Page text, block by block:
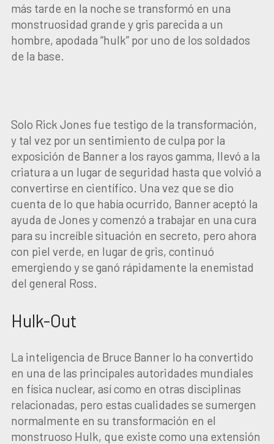
más tarde en la noche se transformó en una
monstruosidad grande y gris parecida a un
hombre, apodada “hulk” por uno de los soldados
de la base.
Solo Rick Jones fue testigo de la transformación,
y tal vez por un sentimiento de culpa por la
exposición de Banner a los rayos gamma, llevó a la
criatura a un lugar de seguridad hasta que volvió a
convertirse en científico. Una vez que se dio
cuenta de lo que había ocurrido, Banner aceptó la
ayuda de Jones y comenzó a trabajar en una cura
para su increíble situación en secreto, pero ahora
con piel verde, en lugar de gris, continuó
emergiendo y se ganó rápidamente la enemistad
del general Ross.
Hulk-Out
La inteligencia de Bruce Banner lo ha convertido
en una de las principales autoridades mundiales
en física nuclear, así como en otras disciplinas
relacionadas, pero estas cualidades se sumergen
normalmente en su transformación en el
monstruoso Hulk, que existe como una extensión